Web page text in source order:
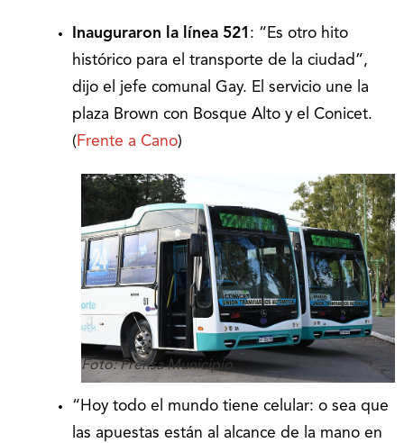
Inauguraron la línea 521 : “Es otro hito
histórico para el transporte de la ciudad”,
dijo el jefe comunal Gay. El servicio une la
plaza Brown con Bosque Alto y el Conicet.
(Frente a Cano)
Foto: Prensa Municipio.
“Hoy todo el mundo tiene celular: o sea que
las apuestas están al alcance de la mano en